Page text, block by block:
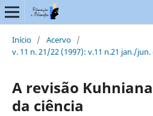
Início / Acervo /
v. 11 n. 21/22 (1997): v.11 n.21 jan./jun.
A revisão
da ciência